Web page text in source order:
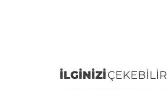
İLGİNİZİÇEKEBİLİR